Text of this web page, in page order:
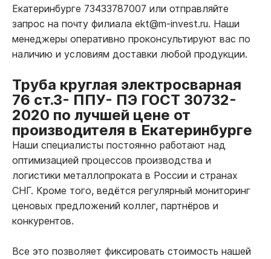
Екатеринбурге 73433787007 или отправляйте
запрос на почту филиала ekt@m-invest.ru. Наши
менеджеры оперативно проконсультируют вас по
наличию и условиям доставки любой продукции.
Труба круглая электросварная
76 ст.3- ППУ- ПЭ ГОСТ 30732-
2020 по лучшей цене от
производителя в Екатеринбурге
Наши специалисты постоянно работают над
оптимизацией процессов производства и
логистики металлопроката в России и странах
СНГ. Кроме того, ведётся регулярный мониторинг
ценовых предложений коллег, партнёров и
конкурентов.
Все это позволяет фиксировать стоимость нашей